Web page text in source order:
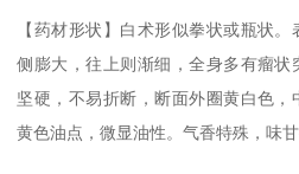
【药材形状】白术形似拳状或瓶状
侧膨大，往上则渐细，全身多有瘤
坚硬，不易折断，断面外圈黄白色
黄色油点，微显油性。气香特殊，味